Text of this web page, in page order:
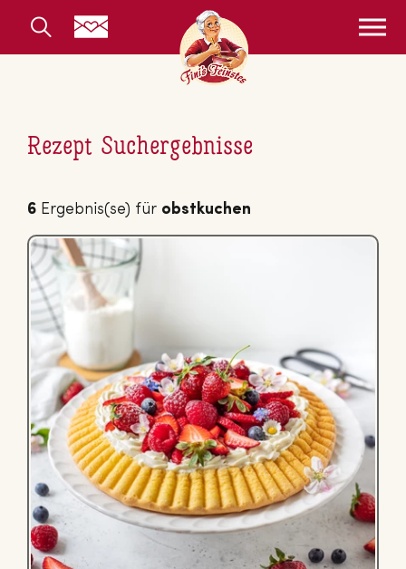
Rezept Suchergebnisse
6 Ergebnis(se) für obstkuchen